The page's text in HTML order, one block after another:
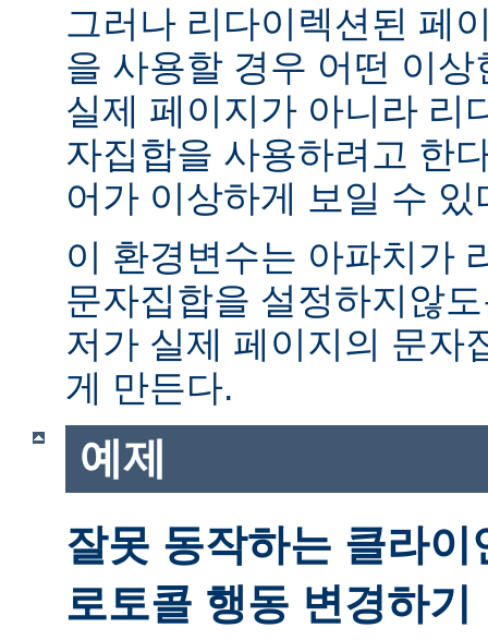
그러나 리다이렉션된 페
을 사용할 경우 어떤 이
실제 페이지가 아니라 리
자집합을 사용하려고 한
어가 이상하게 보일 수 있
이 환경변수는 아파치가
문자집합을 설정하지않
저가 실제 페이지의 문자
게 만든다.
예제
잘못 동작하는 클라
로토콜 행동 변경하기